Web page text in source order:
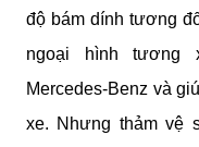
độ bám dính tương
ngoại hình tương
Mercedes-Benz và
xe. Nhưng thảm vệ